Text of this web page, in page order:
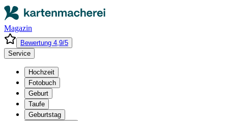
Magazin
Bewertung 4,9/5
Service
Hochzeit
Fotobuch
Geburt
Taufe
Geburtstag